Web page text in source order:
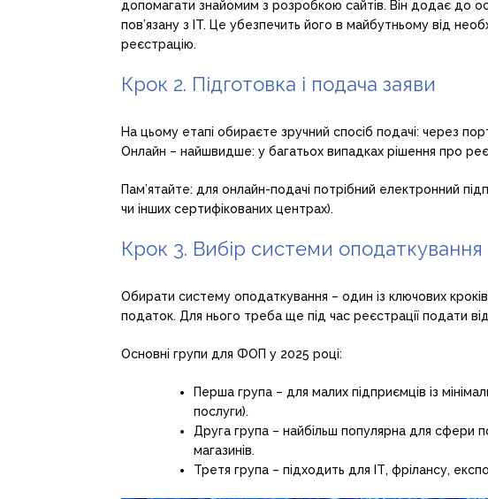
допомагати знайомим з розробкою сайтів. Він додає до
пов’язану з IT. Це убезпечить його в майбутньому від
реєстрацію.
Крок 2. Підготовка і подача заяви
На цьому етапі обираєте зручний спосіб подачі: через
Онлайн – найшвидше: у багатьох випадках рішення про
Пам’ятайте: для онлайн-подачі потрібний електронний
чи інших сертифікованих центрах).
Крок 3. Вибір системи оподаткування
Обирати систему оподаткування – один із ключових
податок. Для нього треба ще під час реєстрації подати
Основні групи для ФОП у 2025 році:
Перша група – для малих підприємців із
послуги).
Друга група – найбільш популярна для сфери
магазинів.
Третя група – підходить для ІТ, фрілансу,